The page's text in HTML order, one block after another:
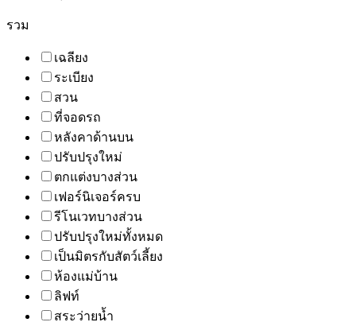
รวม
เฉลียง
ระเบียง
สวน
ที่จอดรถ
หลังคาด้านบน
ปรับปรุงใหม่
ตกแต่งบางส่วน
เฟอร์นิเจอร์ครบ
รีโนเวทบางส่วน
ปรับปรุงใหม่ทั้งหมด
เป็นมิตรกับสัตว์เลี้ยง
ห้องแม่บ้าน
ลิฟท์
สระว่ายน้ำ